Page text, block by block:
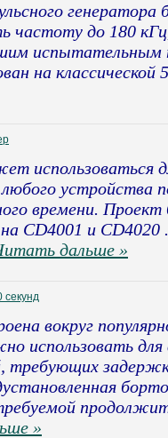
генератора
частоту до 180
испытательным
на классической
использоваться
устройства
времени. Проект
на CD4001 и CD4020
дальше »
секунд
вокруг
использовать для
требующих
»